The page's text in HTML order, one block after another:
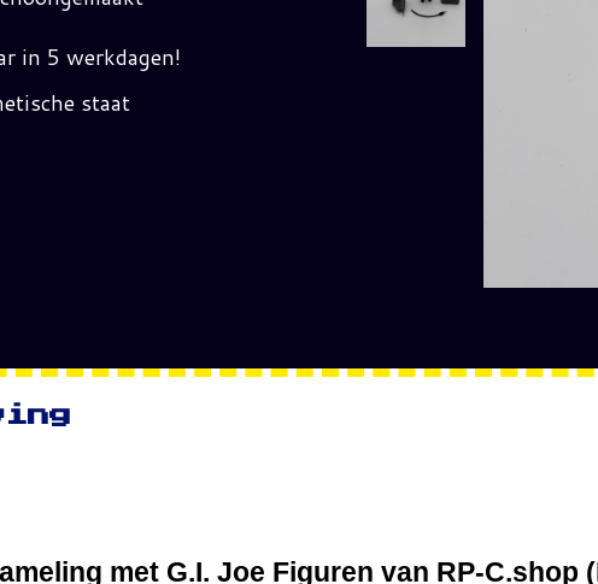
in 5 werkdagen!
staat
met G.I. Joe Figuren van RP-C.shop